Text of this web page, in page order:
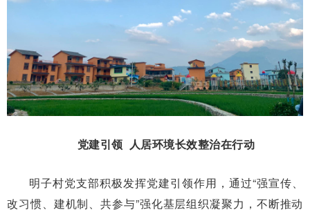
党建引领 人居环境长效整治在行动
明子村党支部积极发挥党建引领作用，通过“强宣传、
改习惯、建机制、共参与”强化基层组织凝聚力，不断推动